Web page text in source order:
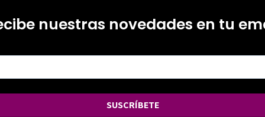
nuestras novedades en tu
SUSCRÍBETE